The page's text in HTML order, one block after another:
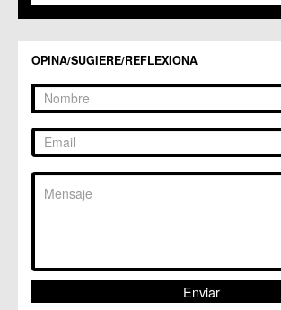
C.C. Zarandona
OPINA/SUGIERE/REFLEXIONA